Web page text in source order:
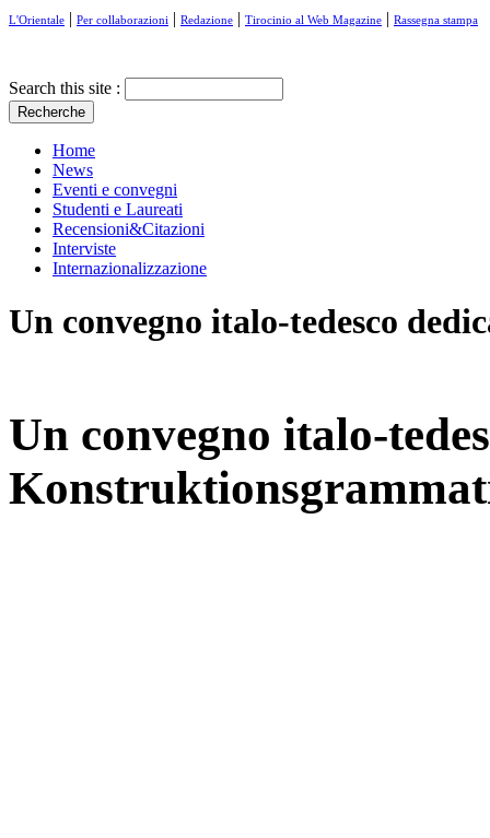
L'Orientale | Per collaborazioni | Redazione | Tirocinio al Web Magazine | Rassegna stampa
Search this site :
Home
News
Eventi e convegni
Studenti e Laureati
Recensioni&Citazioni
Interviste
Internazionalizzazione
Un convegno italo-tedesco
Un convegno italo-